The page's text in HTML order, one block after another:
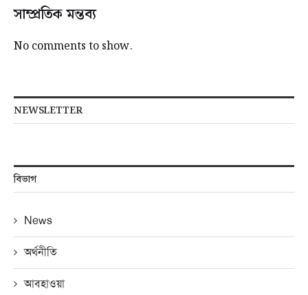
সাম্প্রতিক মন্তব্য
No comments to show.
NEWSLETTER
বিভাগ
News
অর্থনীতি
আবহাওয়া